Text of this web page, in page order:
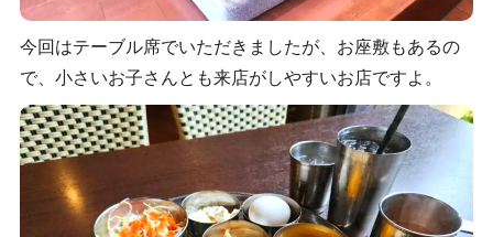
今回はテーブル席でいただきましたが、お座敷もあるの
で、小さいお子さんとも来店がしやすいお店ですよ。